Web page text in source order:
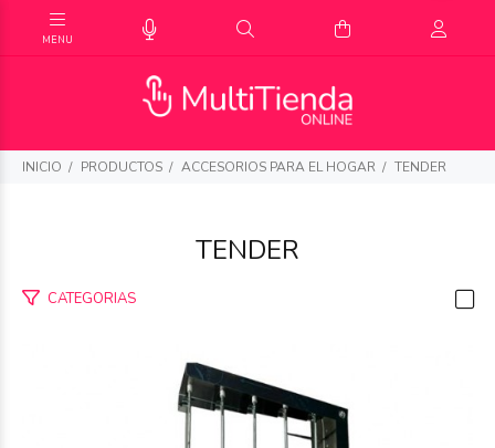
INICIO PRODUCTOS ACCESORIOS PARA EL HOGAR TENDER
TENDER
CATEGORIAS